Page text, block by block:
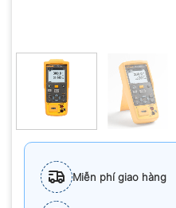
Miễn phí giao hàng